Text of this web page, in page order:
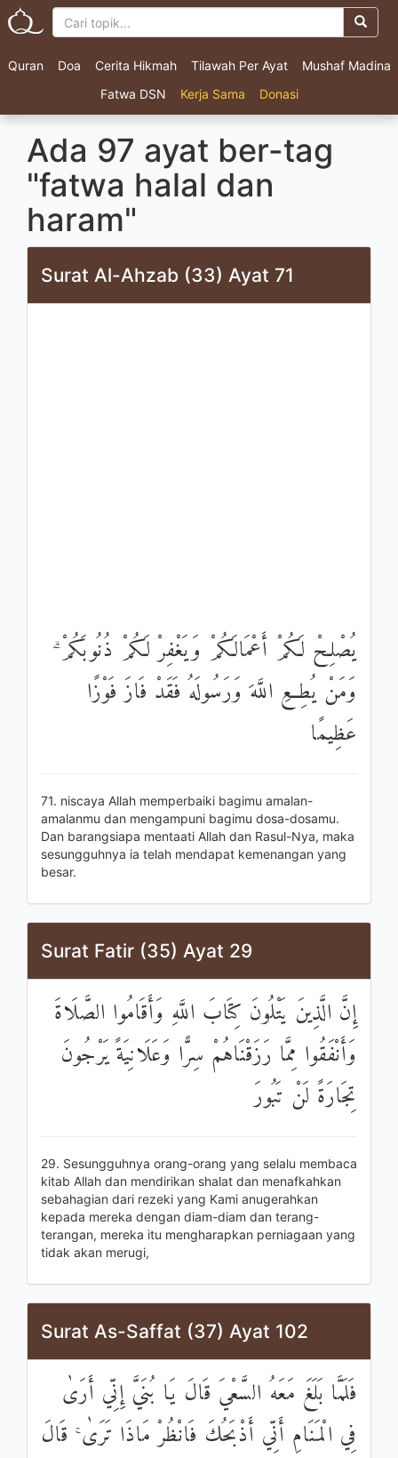
Quran Doa Cerita Hikmah Tilawah Per Ayat
Mushaf Madina
Fatwa DSN
Kerja Sama Donasi
Ada 97 ayat ber-tag
"fatwa halal dan
haram"
Surat Al-Ahzab (33) Ayat 71
يُصْلِحْ لَكُمْ أَعْمَالَكُمْ وَيَغْفِرْ لَكُمْ ذُنُوبَكُمْ ۗ
وَمَنْ يُطِعِ اللَّهَ وَرَسُولَهُ فَقَدْ فَازَ فَوْزًا
عَظِيمًا
71. niscaya Allah memperbaiki bagimu amalan-
amalanmu dan mengampuni bagimu dosa-dosamu.
Dan barangsiapa mentaati Allah dan Rasul-Nya, maka
sesungguhnya ia telah mendapat kemenangan yang
besar.
Surat Fatir (35) Ayat 29
إِنَّ الَّذِينَ يَتْلُونَ كِتَابَ اللَّهِ وَأَقَامُوا الصَّلَاةَ
وَأَنْفَقُوا مِمَّا رَزَقْنَاهُمْ سِرًّا وَعَلَانِيَةً يَرْجُونَ
تِجَارَةً لَنْ تَبُورَ
29. Sesungguhnya orang-orang yang selalu membaca
kitab Allah dan mendirikan shalat dan menafkahkan
sebahagian dari rezeki yang Kami anugerahkan
kepada mereka dengan diam-diam dan terang-
terangan, mereka itu mengharapkan perniagaan yang
tidak akan merugi,
Surat As-Saffat (37) Ayat 102
فَلَمَّا بَلَغَ مَعَهُ السَّعْيَ قَالَ يَا بُنَيَّ إِنِّي أَرَىٰ
فِي الْمَنَامِ أَنِّي أَذْبَحُكَ فَانْظُرْ مَاذَا تَرَىٰ ۚ قَالَ